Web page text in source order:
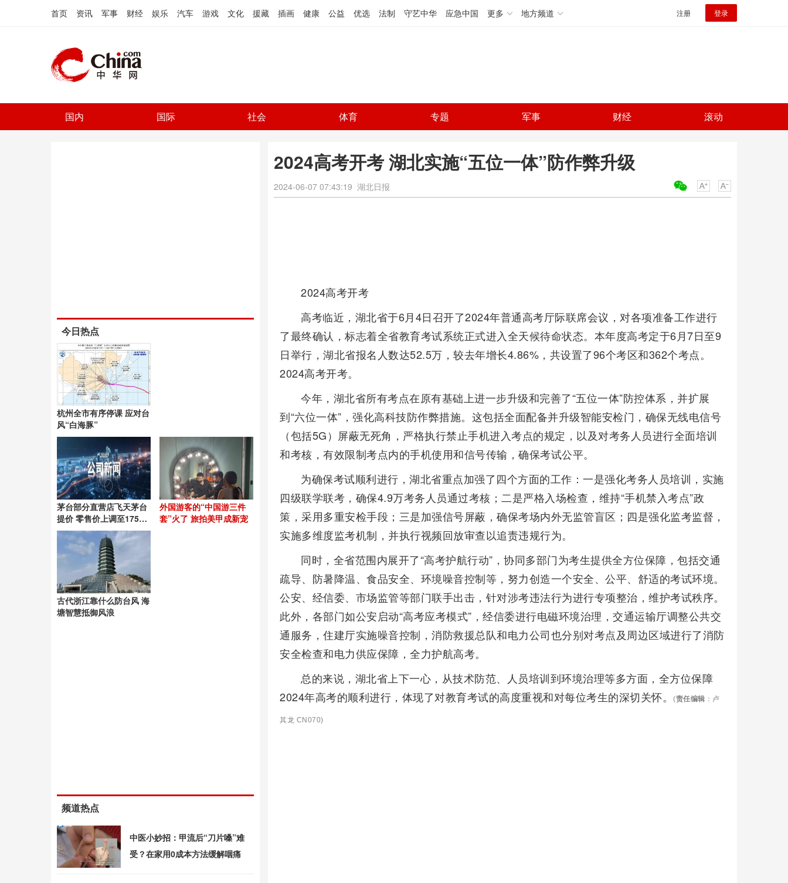
首页 资讯 军事 财经 娱乐 汽车 游戏 文化 援藏 插画 健康 公益 优选 法制 守艺中华 应急中国 更多 地方频道 注册 登录
国内 国际 社会 体育 专题 军事 财经 滚动
2024高考开考 湖北实施“五位一体”防作弊升级
2024-06-07 07:43:19 湖北日报
2024高考开考
高考临近，湖北省于6月4日召开了2024年普通高考厅际联席会议，对各项准备工作进行
了最终确认，标志着全省教育考试系统正式进入全天候待命状态。本年度高考定于6月7日至9
日举行，湖北省报名人数达52.5万，较去年增长4.86%，共设置了96个考区和362个考点。
2024高考开考。
今年，湖北省所有考点在原有基础上进一步升级和完善了“五位一体”防控体系，并扩展
到“六位一体”，强化高科技防作弊措施。这包括全面配备并升级智能安检门，确保无线电信号
（包括5G）屏蔽无死角，严格执行禁止手机进入考点的规定，以及对考务人员进行全面培训
和考核，有效限制考点内的手机使用和信号传输，确保考试公平。
为确保考试顺利进行，湖北省重点加强了四个方面的工作：一是强化考务人员培训，实施
四级联学联考，确保4.9万考务人员通过考核；二是严格入场检查，维持“手机禁入考点”政
策，采用多重安检手段；三是加强信号屏蔽，确保考场内外无监管盲区；四是强化监考监督，
实施多维度监考机制，并执行视频回放审查以追责违规行为。
同时，全省范围内展开了“高考护航行动”，协同多部门为考生提供全方位保障，包括交通
疏导、防暑降温、食品安全、环境噪音控制等，努力创造一个安全、公平、舒适的考试环境。
公安、经信委、市场监管等部门联手出击，针对涉考违法行为进行专项整治，维护考试秩序。
此外，各部门如公安启动“高考应考模式”，经信委进行电磁环境治理，交通运输厅调整公共交
通服务，住建厅实施噪音控制，消防救援总队和电力公司也分别对考点及周边区域进行了消防
安全检查和电力供应保障，全力护航高考。
总的来说，湖北省上下一心，从技术防范、人员培训到环境治理等多方面，全方位保障
2024年高考的顺利进行，体现了对教育考试的高度重视和对每位考生的深切关怀。
(责任编辑 ：卢
其龙 CN070)
今日热点
杭州全市有序停课 应对台
风“白海豚”
茅台部分直营店飞天茅台
提价 零售价上调至1753
元
外国游客的“中国游三件
套”火了 旅拍美甲成新宠
古代浙江靠什么防台风 海
塘智慧抵御风浪
频道热点
中医小妙招：甲流后“刀片嗓”难
受？在家用0成本方法缓解咽痛